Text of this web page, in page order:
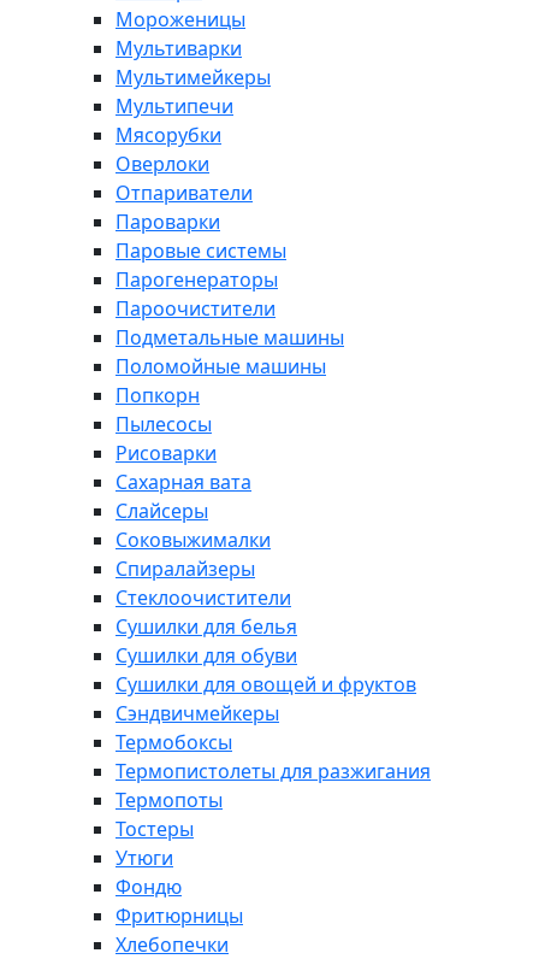
Мороженицы
Мультиварки
Мультимейкеры
Мультипечи
Мясорубки
Оверлоки
Отпариватели
Пароварки
Паровые системы
Парогенераторы
Пароочистители
Подметальные машины
Поломойные машины
Попкорн
Пылесосы
Рисоварки
Сахарная вата
Слайсеры
Соковыжималки
Спиралайзеры
Стеклоочистители
Сушилки для белья
Сушилки для обуви
Сушилки для овощей и фруктов
Сэндвичмейкеры
Термобоксы
Термопистолеты для разжигания
Термопоты
Тостеры
Утюги
Фондю
Фритюрницы
Хлебопечки